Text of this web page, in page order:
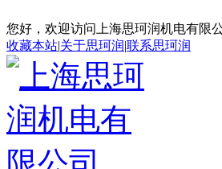
您好，欢迎访问上海思珂润机电有限
收藏本站|关于思珂润|联系思珂润